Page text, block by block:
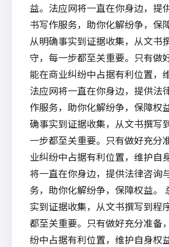
益。法应网将一直在你身边，提
书写作服务，助你化解纷争，保
从明确事实到证据收集，从文书
守，每一步都至关重要。只有做
能在商业纠纷中占据有利位置，
法应网将一直在你身边，提供法
作服务，助你化解纷争，保障权
确事实到证据收集，从文书撰写
一步都至关重要。只有做好充分
业纠纷中占据有利位置，维护自
将一直在你身边，提供法律咨询
务，助你化解纷争，保障权益。
实到证据收集，从文书撰写到程
都至关重要。只有做好充分准备
纷中占据有利位置，维护自身权